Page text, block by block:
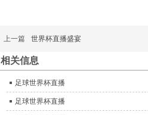
上一篇 ​世界杯直播盛宴
相关信息
足球世界杯直播
足球世界杯直播